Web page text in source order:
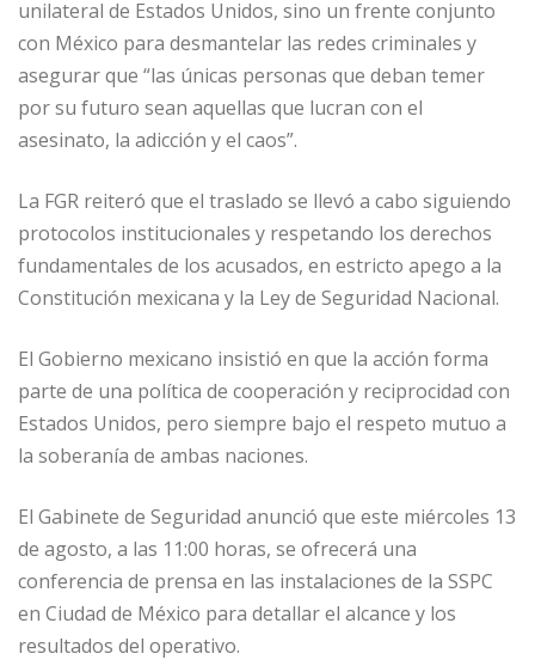
unilateral de Estados Unidos, sino un frente conjunto
con México para desmantelar las redes criminales y
asegurar que “las únicas personas que deban temer
por su futuro sean aquellas que lucran con el
asesinato, la adicción y el caos”.
La FGR reiteró que el traslado se llevó a cabo siguiendo
protocolos institucionales y respetando los derechos
fundamentales de los acusados, en estricto apego a la
Constitución mexicana y la Ley de Seguridad Nacional.
El Gobierno mexicano insistió en que la acción forma
parte de una política de cooperación y reciprocidad con
Estados Unidos, pero siempre bajo el respeto mutuo a
la soberanía de ambas naciones.
El Gabinete de Seguridad anunció que este miércoles 13
de agosto, a las 11:00 horas, se ofrecerá una
conferencia de prensa en las instalaciones de la SSPC
en Ciudad de México para detallar el alcance y los
resultados del operativo.